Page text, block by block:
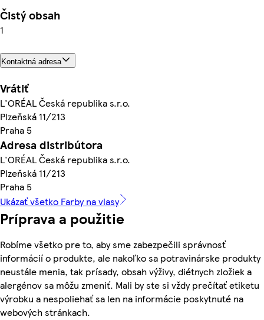
Čistý obsah
1
Kontaktná adresa
Vrátiť
L'ORÉAL Česká republika s.r.o.
Plzeňská 11/213
Praha 5
Adresa distribútora
L'ORÉAL Česká republika s.r.o.
Plzeňská 11/213
Praha 5
Ukázať všetko Farby na vlasy
Príprava a použitie
Robíme všetko pre to, aby sme zabezpečili správnosť
informácií o produkte, ale nakoľko sa potravinárske produkty
neustále menia, tak prísady, obsah výživy, diétnych zložiek a
alergénov sa môžu zmeniť. Mali by ste si vždy prečítať etiketu
výrobku a nespoliehať sa len na informácie poskytnuté na
webových stránkach.